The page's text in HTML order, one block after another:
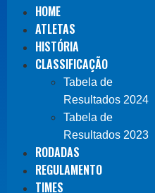
HOME
ATLETAS
HISTÓRIA
CLASSIFICAÇÃO
Tabela de
Resultados 2024
Tabela de
Resultados 2023
RODADAS
REGULAMENTO
TIMES